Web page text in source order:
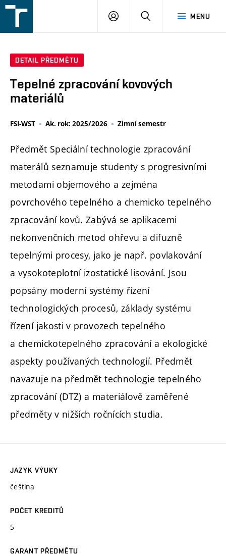
v
MENU
PŘIHLÁŠENÍ
DETAIL PŘEDMĚTU
Tepelné zpracování kovových
materiálů
FSI-WST Ak. rok: 2025/2026 Zimní semestr
Předmět Speciální technologie zpracování
materálů seznamuje studenty s progresivními
metodami objemového a zejména
povrchového tepelného a chemicko tepelného
zpracování kovů. Zabývá se aplikacemi
nekonvenčních metod ohřevu a difuzně
tepelnými procesy, jako je např. povlakování
a vysokoteplotní izostatické lisování. Jsou
popsány moderní systémy řízení
technologických procesů, základy systému
řízení jakosti v provozech tepelného
a chemickotepelného zpracování a ekologické
aspekty používaných technologií. Předmět
navazuje na předmět technologie tepelného
zpracování (DTZ) a materiálově zaměřené
předměty v nižších ročnících studia.
JAZYK VÝUKY
čeština
POČET KREDITŮ
5
GARANT PŘEDMĚTU